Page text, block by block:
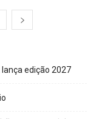
edição 2027